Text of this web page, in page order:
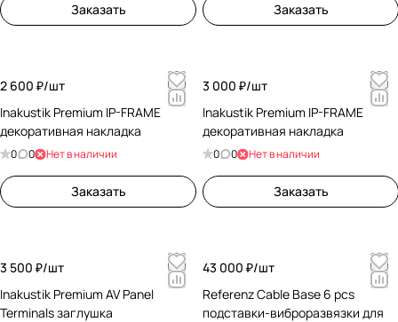
Заказать Заказать
2 600 ₽/шт
Inakustik Premium IP-FRAME
декоративная накладка
0 0 Нет в наличии
Заказать
3 000 ₽/шт
Inakustik Premium IP-FRAME
декоративная накладка
0 0 Нет в наличии
Заказать
3 500 ₽/шт
Inakustik Premium AV Panel
Terminals заглушка
43 000 ₽/шт
Referenz Cable Base 6 pcs
подставки-виброразвязки для